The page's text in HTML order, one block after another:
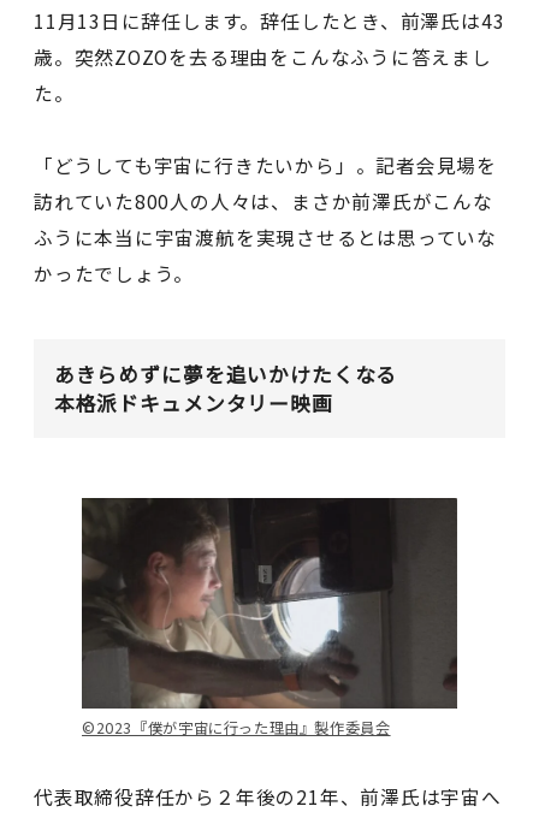
11月13日に辞任します。辞任したとき、前澤氏は43
歳。突然ZOZOを去る理由をこんなふうに答えまし
た。
「どうしても宇宙に行きたいから」。記者会見場を
訪れていた800人の人々は、まさか前澤氏がこんな
ふうに本当に宇宙渡航を実現させるとは思っていな
かったでしょう。
あきらめずに夢を追いかけたくなる
本格派ドキュメンタリー映画
©️2023『僕が宇宙に行った理由』製作委員会
代表取締役辞任から２年後の21年、前澤氏は宇宙へ